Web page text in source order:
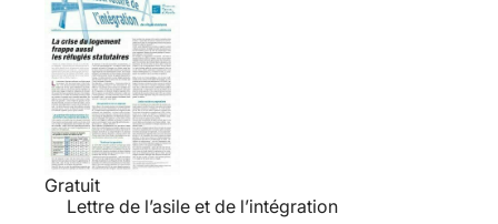
Gratuit
Lettre de l’asile et de l’intégration